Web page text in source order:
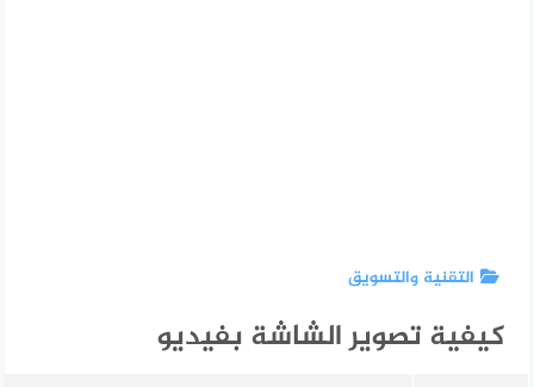
التقنية والتسويق
كيفية تصوير الشاشة بفيديو